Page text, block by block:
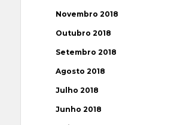
Novembro 2018
Outubro 2018
Setembro 2018
Agosto 2018
Julho 2018
Junho 2018